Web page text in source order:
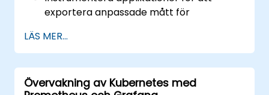
exportera anpassade mått för
Skapa och konfigurera instrumentpaneler
i Grafana för att visualisera anpassade
mått.
Tillämpa bästa praxis för att integrera
LÄS MER...
Övervakning av Kubernetes med